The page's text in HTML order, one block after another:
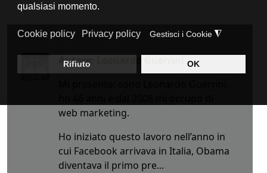
Autore:
web marketing.
Ho iniziato questo lavoro nell’anno in
cui Facebook arrivava in Italia, Obama
diventava il primo pre...